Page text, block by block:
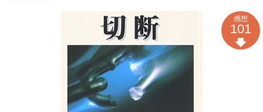
感想
101